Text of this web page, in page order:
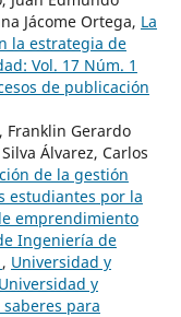
Jácome Ortega, La
la estrategia de
Vol. 17 Núm. 1
de publicación
Franklin Gerardo
Álvarez, Carlos
de la gestión
estudiantes por la
emprendimiento
Ingeniería de
, Universidad y
y
para